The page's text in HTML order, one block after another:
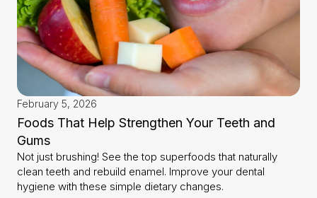
February 5, 2026
Foods That Help Strengthen Your Teeth and
Gums
Not just brushing! See the top superfoods that naturally
clean teeth and rebuild enamel. Improve your dental
hygiene with these simple dietary changes.